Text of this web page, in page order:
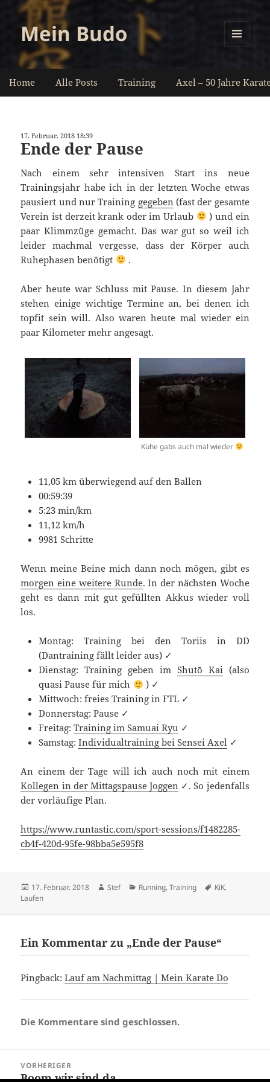
Mein Budo
Home Alle Posts Training Axel – 50 Jahre
17. Februar. 2018 18:39
Ende der Pause
Nach einem sehr intensiven Start ins neue
Trainingsjahr habe ich in der letzten Woche etwas
pausiert und nur Training gegeben (fast der gesamte
Verein ist derzeit krank oder im Urlaub
) und ein
paar Klimmzüge gemacht. Das war gut so weil ich
leider machmal vergesse, dass der Körper auch
Ruhephasen benötigt
.
Aber heute war Schluss mit Pause. In diesem Jahr
stehen einige wichtige Termine an, bei denen ich
topfit sein will. Also waren heute mal wieder ein
paar Kilometer mehr angesagt.
Kühe gabs auch mal wieder
11,05 km überwiegend auf den Ballen
00:59:39
5:23 min/km
11,12 km/h
9981 Schritte
Wenn meine Beine mich dann noch mögen, gibt es
morgen eine weitere Runde. In der nächsten Woche
geht es dann mit gut gefüllten Akkus wieder voll
los.
Montag: Training bei den Toriis in DD
(Dantraining fällt leider aus) ✓
Dienstag: Training geben im Shutō Kai(also
quasi Pause für mich
) ✓
Mittwoch: freies Training in FTL ✓
Donnerstag: Pause ✓
Freitag:Training im Samuai Ryu ✓
Samstag:Individualtraining bei Sensei Axel ✓
An einem der Tage will ich auch noch mit einem
Kollegen in der Mittagspause Joggen ✓. So jedenfalls
der vorläufige Plan.
https://www.runtastic.com/sport-sessions/f1482285-
cb4f-420d-95fe-98bba5e595f8
Veröffentlicht
am
17. Februar. 2018 Autor
Stef Kategorien
Running,Training Schlagwörter
KiK,
Laufen
Ein Kommentar zu „Ende der Pause“
Pingback:Lauf am Nachmittag | Mein Karate Do
Die Kommentare sind geschlossen.
VORHERIGER
Vorheriger
Boom wir sind da